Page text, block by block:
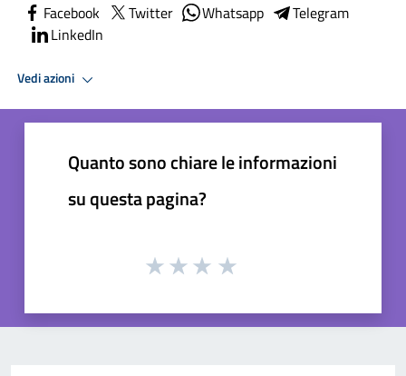
Facebook Twitter Whatsapp
Telegram
LinkedIn
Vedi azioni
Quanto sono chiare le informazioni
su questa pagina?